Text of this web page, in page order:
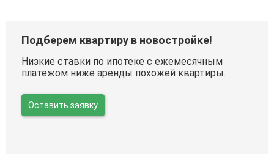
Подберем квартиру в новостройке!
Низкие ставки по ипотеке с ежемесячным
платежом ниже аренды похожей квартиры.
Оставить заявку